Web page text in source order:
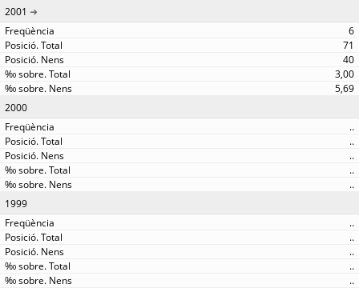
2001
6
71
40
3,00
5,69
2000
..
..
..
..
..
1999
..
..
..
..
..